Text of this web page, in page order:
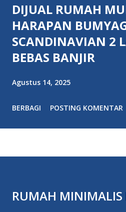
DIJUAL RUMAH
HARAPAN
SCANDINAVIAN 2
BEBAS BANJIR
Agustus 14, 2025
BERBAGI POSTING KOMENTAR
RUMAH MINIMALIS